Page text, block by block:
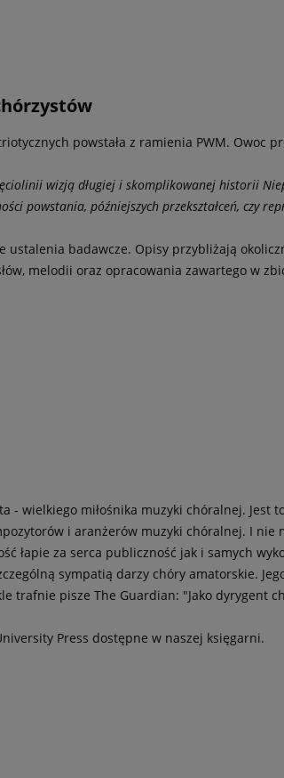
powstała z ramienia PWM. Owoc
wizją długiej i skomplikowanej historii
powstania, późniejszych przekształceń, czy
badawcze. Opisy przybliżają
melodii oraz opracowania zawartego w
- wielkiego miłośnika muzyki chóralnej.
i aranżerów muzyki chóralnej. I nie
łapie za serca publiczność jak i samych
sympatią darzy chóry amatorskie.
trafnie pisze The Guardian: "Jako dyrygent
Press dostępne w naszej księgarni.